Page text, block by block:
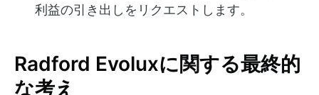
利益の引き出しをリクエストします。
Radford Evoluxに関する最終的
な考え